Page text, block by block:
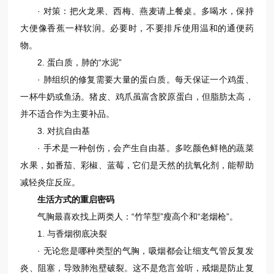
· 对策：把火龙果、西梅、燕麦请上餐桌。多喝水，保持
大便像香蕉一样软润。必要时，不要排斥使用温和的通便药
物。
2. 蛋白质，肺的“水泥”
· 肺组织的修复需要大量的蛋白质。每天保证一个鸡蛋、
一杯牛奶或鱼汤。猪皮、鸡爪虽富含胶原蛋白，但脂肪太高，
并不适合作为主要补品。
3. 对抗自由基
· 手术是一种创伤，会产生自由基。多吃颜色鲜艳的蔬菜
水果，如番茄、彩椒、蓝莓，它们是天然的抗氧化剂，能帮助
减轻炎症反应。
生活方式的重启密码
气胸最喜欢找上两类人：“竹竿型”瘦高个和“老烟枪”。
1. 与香烟彻底决裂
· 无论您是哪种类型的气胸，吸烟都会让细支气管反复发
炎、阻塞，导致肺泡壁破裂。这不是危言耸听，戒烟是防止复